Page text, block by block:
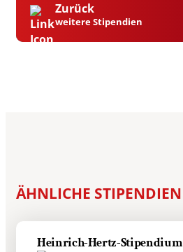
Zurück
weitere Stipendien
ÄHNLICHE STIPENDIEN
Heinrich-Hertz-Stipendium